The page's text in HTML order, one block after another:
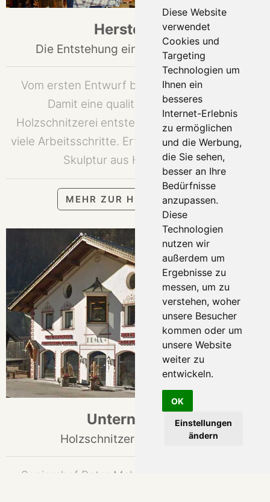
Diese Website
verwendet
Cookies und
Targeting
Technologien um
Ihnen ein
besseres
Internet-Erlebnis
zu ermöglichen
und die Werbung,
die Sie sehen,
besser an Ihre
Bedürfnisse
anzupassen.
Diese
Technologien
nutzen wir
außerdem um
Ergebnisse zu
messen, um zu
verstehen, woher
unsere Besucher
kommen oder um
unsere Website
weiter zu
entwickeln.
OK
Einstellungen
ändern
Herstellung
Die Entstehung einer Holzschnitzerei
Vom ersten Entwurf bis zum letzten Schliff:
Damit eine qualitativ hochwertige
Holzschnitzerei entstehen kann, erfordert es
viele Arbeitsschritte. Erfahren Sie hier, wie eine
Skulptur aus Holz entsteht.
MEHR ZUR HERSTELLUNG
Unternehmen
Holzschnitzereien seit 1969
Seniorchef Peter Mahlknecht gründete das